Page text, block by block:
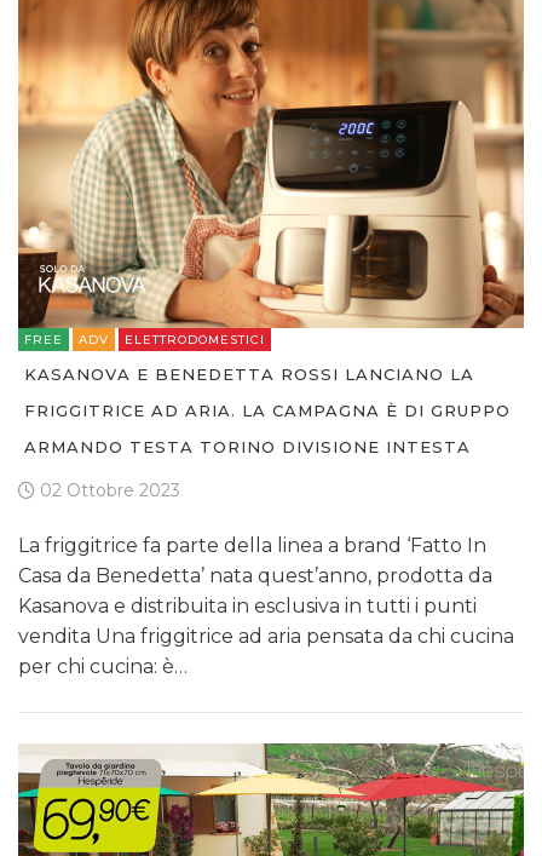
FREE ADV ELETTRODOMESTICI
KASANOVA E BENEDETTA ROSSI LANCIANO LA
FRIGGITRICE AD ARIA. LA CAMPAGNA È DI GRUPPO
ARMANDO TESTA TORINO DIVISIONE INTESTA
02 Ottobre 2023
La friggitrice fa parte della linea a brand ‘Fatto In
Casa da Benedetta’ nata quest’anno, prodotta da
Kasanova e distribuita in esclusiva in tutti i punti
vendita Una friggitrice ad aria pensata da chi cucina
per chi cucina: è…